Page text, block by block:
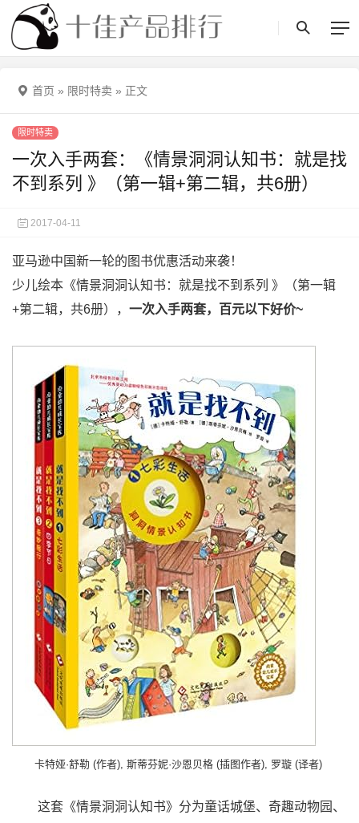
首页 » 限时特卖 » 正文
限时特卖
一次入手两套：《情景洞洞认知书：就是找
不到系列 》（第一辑+第二辑，共6册）
2017-04-11
亚马逊中国新一轮的图书优惠活动来袭！
少儿绘本《情景洞洞认知书：就是找不到系列 》（第一辑
+第二辑，共6册）， 一次入手两套，百元以下好价~
卡特娅·舒勒 (作者), 斯蒂芬妮·沙恩贝格 (插图作者), 罗璇 (译者)
这套《情景洞洞认知书》分为童话城堡、奇趣动物园、